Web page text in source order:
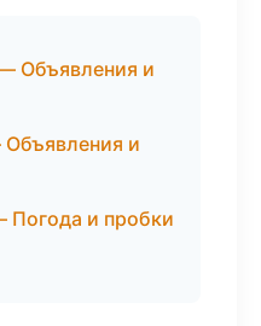
Объявления и
и
Погода и пробки